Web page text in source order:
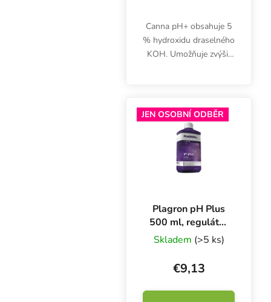
Canna pH+ obsahuje 5
% hydroxidu draselného
KOH. Umožňuje zvýšiť
JEN OSOBNÍ ODBĚR
Plagron pH Plus
500 ml, regulátor
pH
Skladem (>5 ks)
€9,13